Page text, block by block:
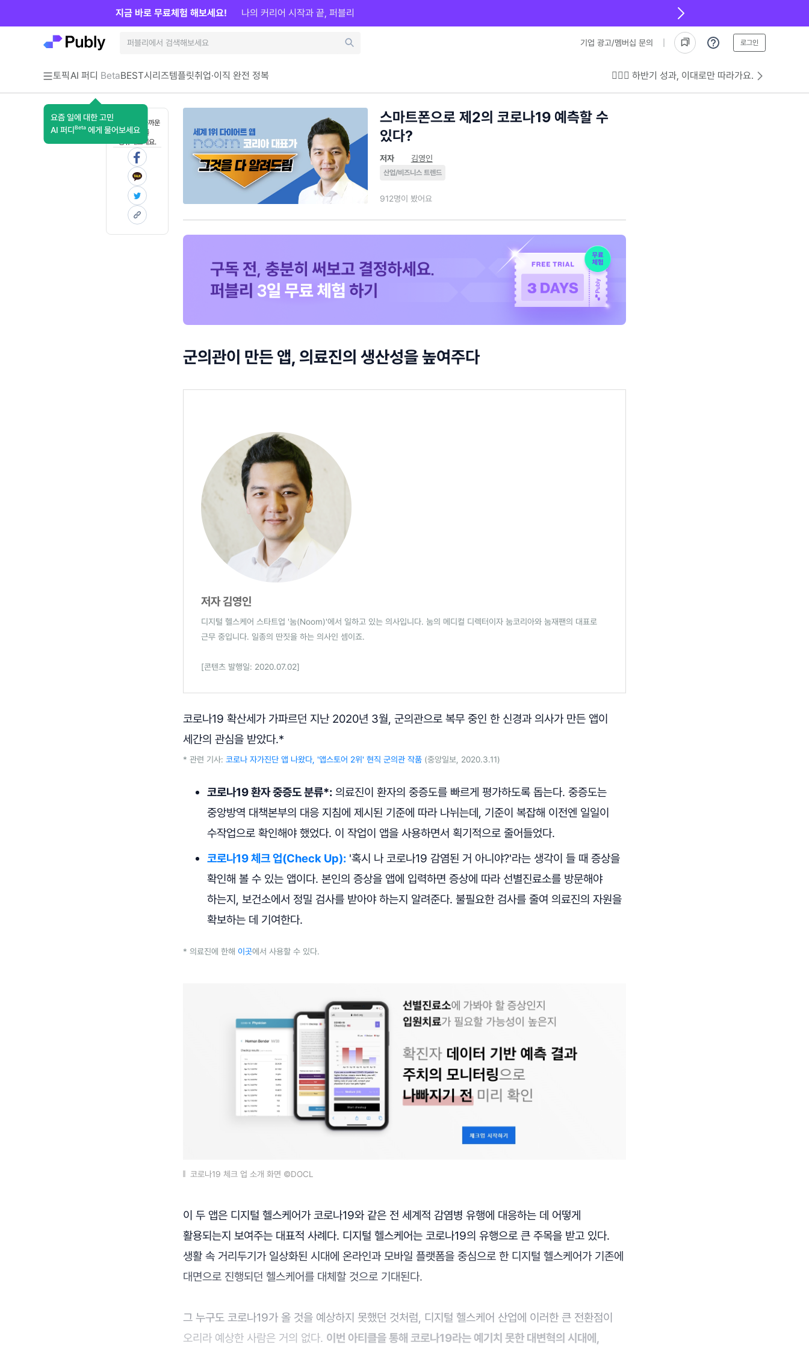
기업 광고/멤버십 문의 로그인
토픽AI 퍼디 Beta
요즘 일에 대한 고민
AI 퍼디 Beta 에게 물어보세요
BEST시리즈템플릿취업·이직 완전 정복 💁🏻‍♂️ 하반기 성과, 이대로만 따라가요.
지금 바로 무료체험 해보세요! 나의 커리어 시작과 끝, 퍼블리
혼자 보기 아까운
콘텐츠를
공유해보세요.
스마트폰으로 제2의 코로나19 예측할 수
있다?
저자 김영인
산업/비즈니스 트렌드
912명이 봤어요
군의관이 만든 앱, 의료진의 생산성을 높여주다
저자 김영인
디지털 헬스케어 스타트업 '눔(Noom)'에서 일하고 있는 의사입니다. 눔의 메디컬 디렉터이자 눔코리아와 눔재팬의 대표로
근무 중입니다. 일종의 딴짓을 하는 의사인 셈이죠.
[콘텐츠 발행일: 2020.07.02]
코로나19 확산세가 가파르던 지난 2020년 3월, 군의관으로 복무 중인 한 신경과 의사가 만든 앱이
세간의 관심을 받았다.*
* 관련 기사: 코로나 자가진단 앱 나왔다, '앱스토어 2위' 현직 군의관 작품 (중앙일보, 2020.3.11)
코로나19 환자 중증도 분류*: 의료진이 환자의 중증도를 빠르게 평가하도록 돕는다. 중증도는
중앙방역 대책본부의 대응 지침에 제시된 기준에 따라 나뉘는데, 기준이 복잡해 이전엔 일일이
수작업으로 확인해야 했었다. 이 작업이 앱을 사용하면서 획기적으로 줄어들었다.
코로나19 체크 업(Check Up): '혹시 나 코로나19 감염된 거 아니야?'라는 생각이 들 때 증상을
확인해 볼 수 있는 앱이다. 본인의 증상을 앱에 입력하면 증상에 따라 선별진료소를 방문해야
하는지, 보건소에서 정밀 검사를 받아야 하는지 알려준다. 불필요한 검사를 줄여 의료진의 자원을
확보하는 데 기여한다.
* 의료진에 한해 이곳에서 사용할 수 있다.
코로나19 체크 업 소개 화면 ©DOCL
이 두 앱은 디지털 헬스케어가 코로나19와 같은 전 세계적 감염병 유행에 대응하는 데 어떻게
활용되는지 보여주는 대표적 사례다. 디지털 헬스케어는 코로나19의 유행으로 큰 주목을 받고 있다.
생활 속 거리두기가 일상화된 시대에 온라인과 모바일 플랫폼을 중심으로 한 디지털 헬스케어가 기존에
대면으로 진행되던 헬스케어를 대체할 것으로 기대된다.
그 누구도 코로나19가 올 것을 예상하지 못했던 것처럼, 디지털 헬스케어 산업에 이러한 큰 전환점이
오리라 예상한 사람은 거의 없다. 이번 아티클을 통해 코로나19라는 예기치 못한 대변혁의 시대에,